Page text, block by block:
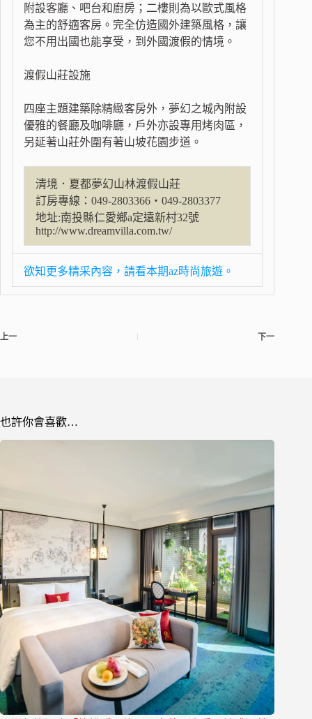
附設客廳、吧台和廚房；二樓則為以歐式風格
為主的舒適客房。完全仿造國外建築風格，讓
您不用出國也能享受，到外國渡假的情境。
渡假山莊設施
四座主題建築除精緻客房外，夢幻之城內附設
優雅的餐廳及咖啡廳，戶外亦設專用烤肉區，
另延著山莊外圍有著山坡花園步道。
清境．夏都夢幻山林渡假山莊
訂房專線：049-2803366‧049-2803377
地址:南投縣仁愛鄉a定遠新村32號
http://www.dreamvilla.com.tw/
欲知更多精采內容，請看本期az時尚旅遊。
上一 下一
也許你會喜歡…